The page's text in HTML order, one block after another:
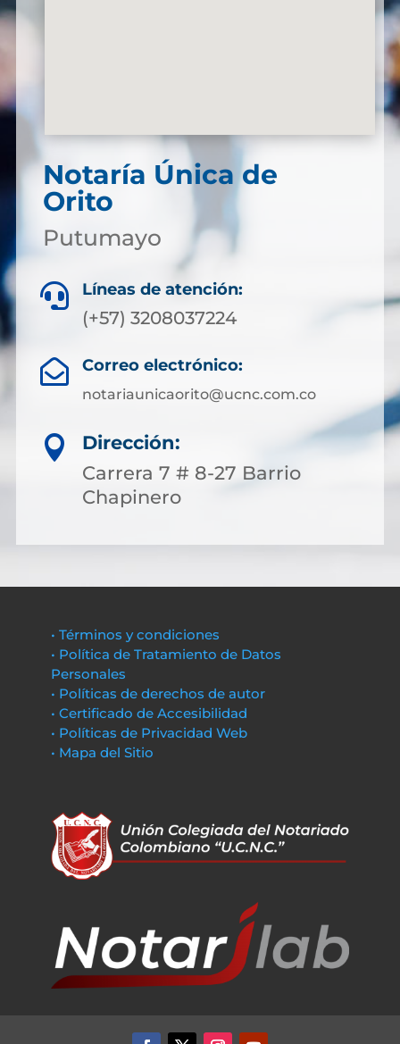
Notaría Única de
Orito
Putumayo
 Líneas de atención:
(+57) 3208037224
 Correo electrónico:
notariaunicaorito@ucnc.com.co

Dirección:
Carrera 7 # 8-27 Barrio
Chapinero
• Términos y condiciones
• Política de Tratamiento de Datos
Personales
• Políticas de derechos de autor
• Certificado de Accesibilidad
• Políticas de Privacidad Web
• Mapa del Sitio